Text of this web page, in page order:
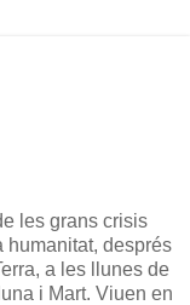
les grans crisis
humanitat, després
a les llunes de
i Mart. Viuen en